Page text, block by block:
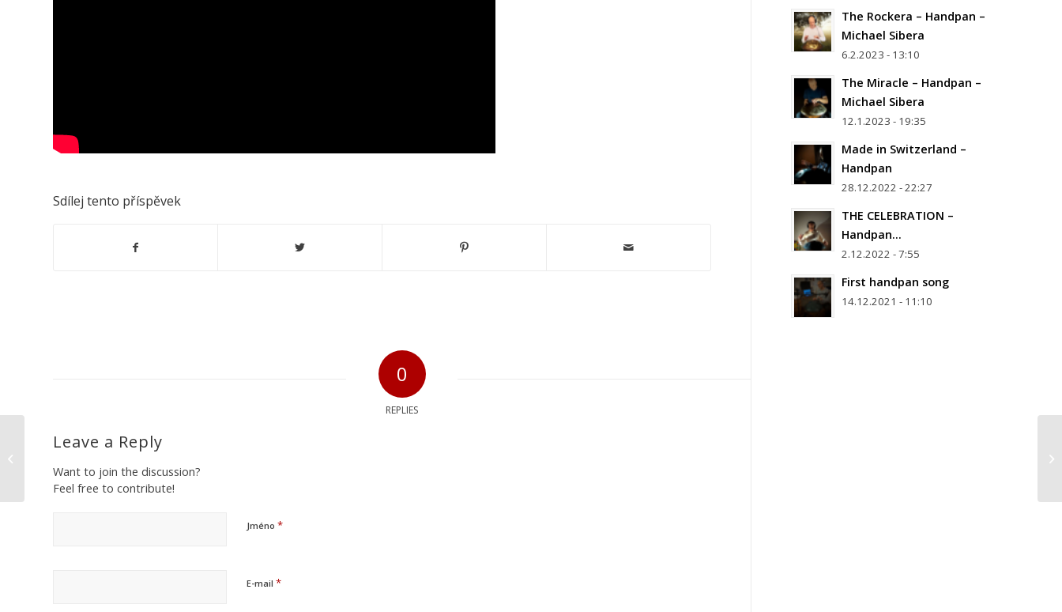
Sdílej tento příspěvek
0
REPLIES
Leave a Reply
Want to join the discussion?
Feel free to contribute!
Jméno *
E-mail *
The Rockera – Handpan –
Michael Sibera
6.2.2023 - 13:10
The Miracle – Handpan –
Michael Sibera
12.1.2023 - 19:35
Made in Switzerland –
Handpan
28.12.2022 - 22:27
THE CELEBRATION –
Handpan…
2.12.2022 - 7:55
First handpan song
14.12.2021 - 11:10